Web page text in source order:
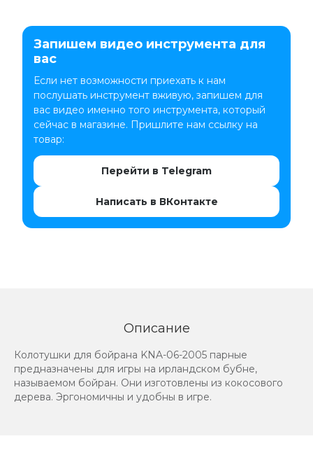
Запишем видео инструмента для
вас
Если нет возможности приехать к нам
послушать инструмент вживую, запишем для
вас видео именно того инструмента, который
сейчас в магазине. Пришлите нам ссылку на
товар:
Перейти в Telegram
Написать в ВКонтакте
Описание
Колотушки для бойрана KNA-06-2005 парные
предназначены для игры на ирландском бубне,
называемом бойран. Они изготовлены из кокосового
дерева. Эргономичны и удобны в игре.